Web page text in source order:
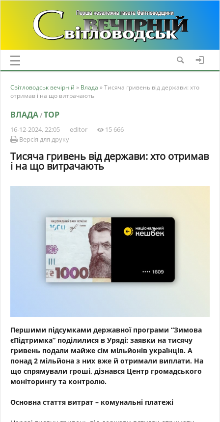
Світловодськ вечірній » Влада » Тисяча гривень від держави: хто
отримав і на що витрачають
ВЛАДА/TOP
16-12-2024, 22:05 editor
15 666
Версія для друку
Тисяча гривень від держави: хто отримав
і на що витрачають
Першими підсумками державної програми “Зимова
єПідтримка” поділилися в Уряді: заявки на тисячу
гривень подали майже сім мільйонів українців. А
понад 2 мільйона з них вже й отримали виплати. На
що спрямували гроші, дізнався Центр громадського
моніторингу та контролю.
Основна стаття витрат – комунальні платежі